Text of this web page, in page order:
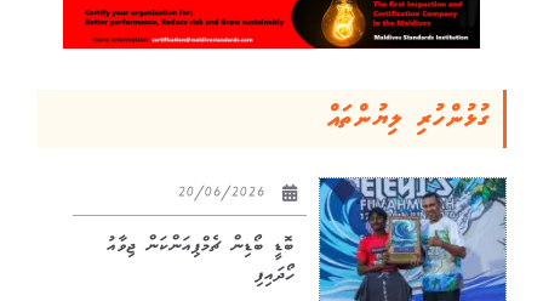
ގުޅުންހުރި ލިޔުންތައް
ބޮޑީ ބޯޑިން ޗެމްޕިއަންކަން ޖިވާއު
ހޯދައިފި